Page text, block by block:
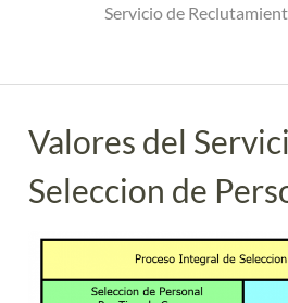
Servicio de
Valores del
Seleccion de